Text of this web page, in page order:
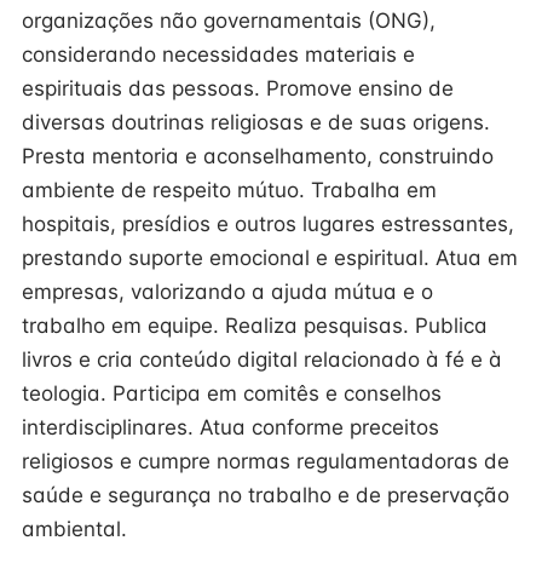
organizações não governamentais (ONG),
considerando necessidades materiais e
espirituais das pessoas. Promove ensino de
diversas doutrinas religiosas e de suas origens.
Presta mentoria e aconselhamento, construindo
ambiente de respeito mútuo. Trabalha em
hospitais, presídios e outros lugares estressantes,
prestando suporte emocional e espiritual. Atua em
empresas, valorizando a ajuda mútua e o
trabalho em equipe. Realiza pesquisas. Publica
livros e cria conteúdo digital relacionado à fé e à
teologia. Participa em comitês e conselhos
interdisciplinares. Atua conforme preceitos
religiosos e cumpre normas regulamentadoras de
saúde e segurança no trabalho e de preservação
ambiental.